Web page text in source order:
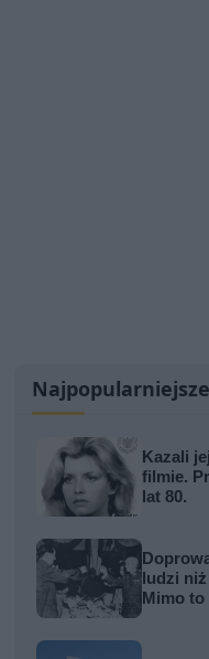
Kazali
filmie.
lat 80.
ludzi
Mimo to